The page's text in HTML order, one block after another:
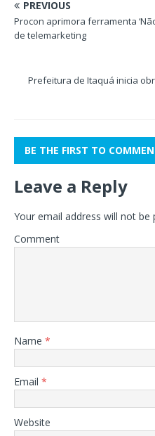
PREVIOUS
Procon aprimora ferramenta
de telemarketing
Prefeitura de Itaquá inicia
BE THE FIRST TO
Leave a Reply
Your email address will not be
Comment
Name *
Email *
Website